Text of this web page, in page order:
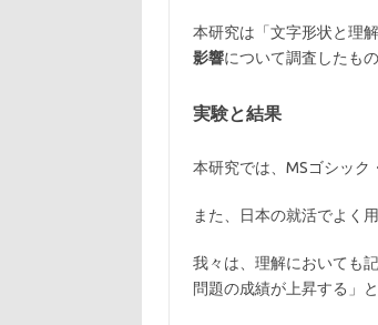
本研究は「文字形状と理
影響について調査したもの
実験と結果
本研究では、MSゴシック
また、日本の就活でよく
我々は、理解においても
問題の成績が上昇する」